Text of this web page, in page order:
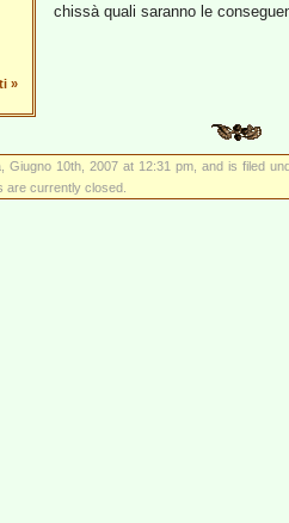
»
chissà quali saranno le
Giugno 10th, 2007 at 12:31 pm, and is filed
are currently closed.